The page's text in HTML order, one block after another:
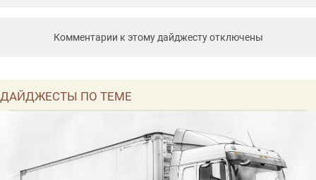
Комментарии к этому дайджесту отключены
ДАЙДЖЕСТЫ ПО ТЕМЕ